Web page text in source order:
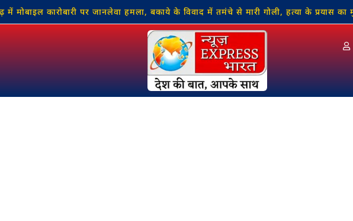
पर जानलेवा हमला, बकाये के विवाद में तमंचे से मारी गोली, हत्या के प्रयास का मुकदमा दर्ज